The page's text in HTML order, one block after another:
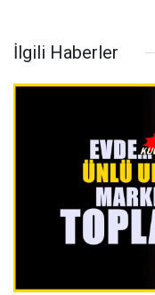
İlgili Haberler